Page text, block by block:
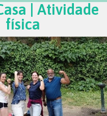
| Atividade
física